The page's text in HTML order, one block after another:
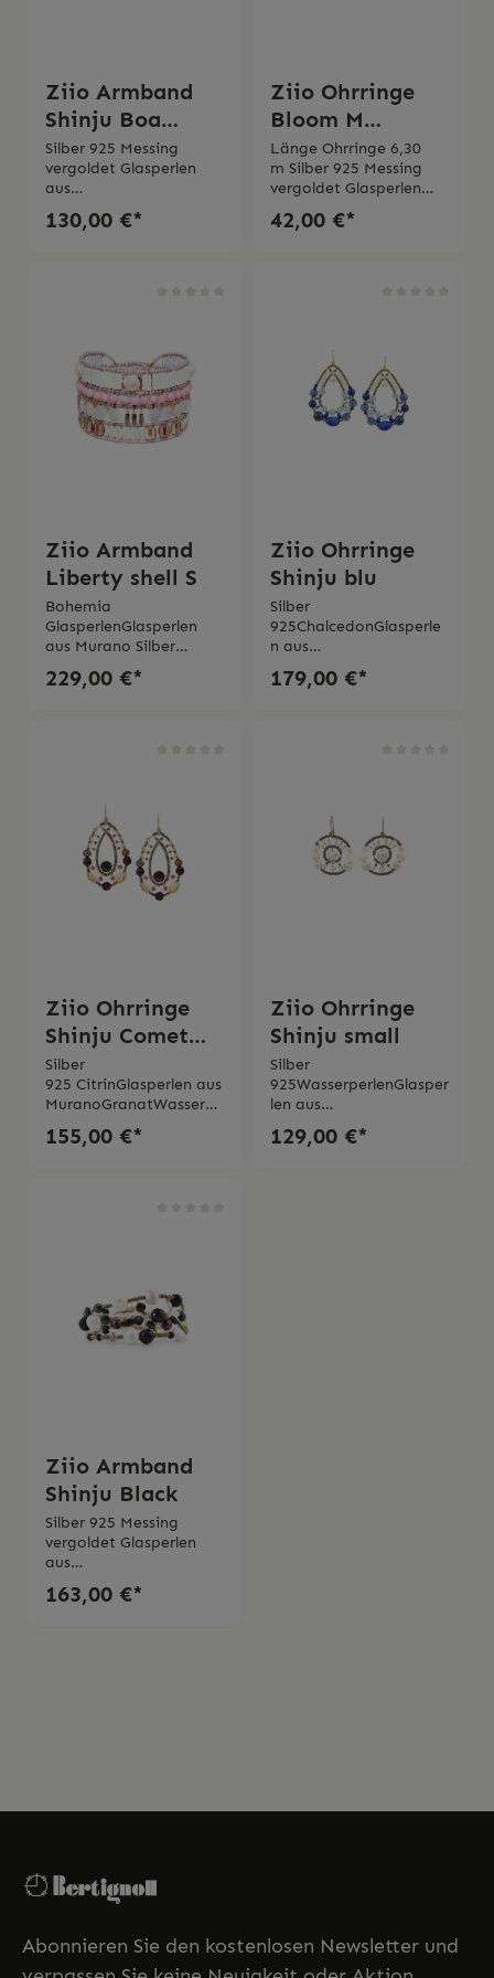
Ziio Armband
Shinju Boa
Black
Silber 925 Messing
vergoldet Glasperlen
aus
MuranoWasserperlen On
yxGranatHandmade M
130,00 €*
Ziio Ohrringe
Bloom M
Malachit
Länge Ohrringe 6,30
m Silber 925 Messing
vergoldet Glasperlen
MuranoMalachitZirkoni
42,00 €*
Ziio Armband
Liberty shell S
Bohemia
GlasperlenGlasperlen
aus Murano Silber
925Corallo Sea
bambooMade in
229,00 €*
Ziio Ohrringe
Shinju blu
Silber
925ChalcedonGlasperle
n aus
MuranoIolithKyaniteLa
pislazuliHandmade Ma
179,00 €*
Ziio Ohrringe
Shinju Comet
Garnet
Silber
925 CitrinGlasperlen aus
MuranoGranatWasserpe
rlenZirkoniaHand
gefertigt Made in
155,00 €*
Ziio Ohrringe
Shinju small
Silber
925WasserperlenGlasper
len aus
MuranoPerlmutt Handm
ade Made in Italy 2
129,00 €*
Ziio Armband
Shinju Black
Silber 925 Messing
vergoldet Glasperlen
aus
MuranoWasserperlen On
yxGranatSpinellTurmali
163,00 €*
Abonnieren Sie den kostenlosen Newsletter und